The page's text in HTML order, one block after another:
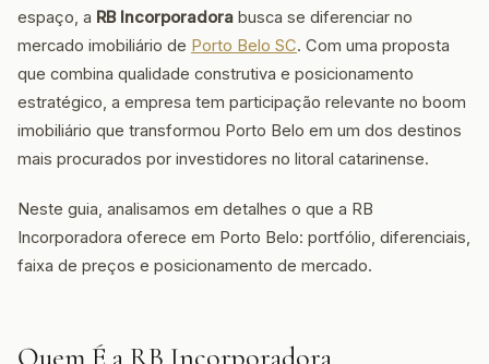
espaço, a RB Incorporadora busca se diferenciar no
mercado imobiliário de Porto Belo SC. Com uma proposta
que combina qualidade construtiva e posicionamento
estratégico, a empresa tem participação relevante no boom
imobiliário que transformou Porto Belo em um dos destinos
mais procurados por investidores no litoral catarinense.
Neste guia, analisamos em detalhes o que a RB
Incorporadora oferece em Porto Belo: portfólio, diferenciais,
faixa de preços e posicionamento de mercado.
Quem É a RB Incorporadora